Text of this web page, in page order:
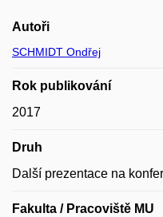
Autoři
SCHMIDT Ondřej
Rok publikování
2017
Druh
Další prezentace na
Fakulta / Pracoviště MU